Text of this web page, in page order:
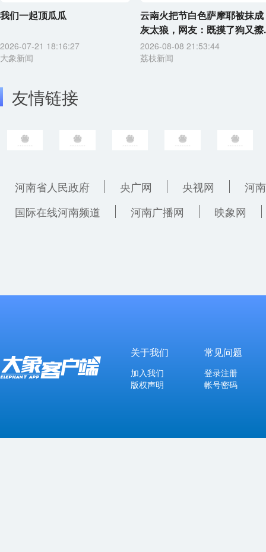
我们一起顶瓜瓜
2026-07-21 18:16:27
大象新闻
云南火把节白色萨摩耶被抹成
灰太狼，网友：既摸了狗又擦
2026-08-08 21:53:44
荔枝新闻
友情链接
河南省人民政府 央广网 央视网
河
国际在线河南频道
河南广播网 映象网
关于我们
加入我们
版权声明
常见问题
登录注册
帐号密码